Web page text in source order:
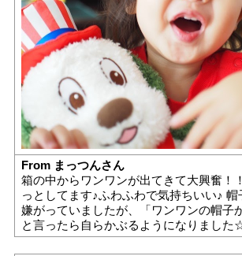
From まっつんさん
箱の中からワンワンが出てきて大興奮！
っとしてます♪ふわふわで気持ちいい♪
嫌がっていましたが、「ワンワンの帽子
と言ったら自らかぶるようになりました